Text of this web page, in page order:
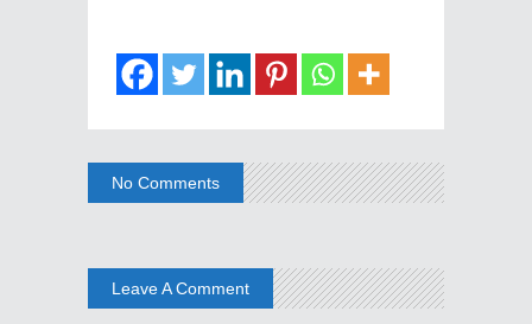
No Comments
Leave A Comment